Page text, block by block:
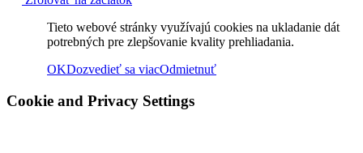
Rok 2018
Rok 2017
Tieto webové stránky využívajú cookies na ukladanie dát
potrebných pre zlepšovanie kvality prehliadania.
OKDozvedieť sa viacOdmietnuť
Cookie and Privacy Settings